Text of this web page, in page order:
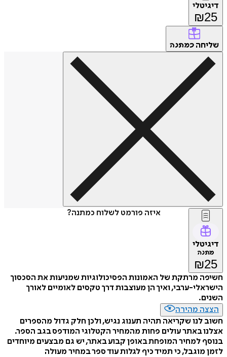
דיגיטלי
₪25
שליחה כמתנה
איזה פורמט לשלוח כמתנה?
דיגיטלי
מתנה
₪25
חשיפה מרתקת של האמונות הפסיכולוגיות שמניעות את הסכסוך
הישראלי-ערבי, ואיך הן מעוצבות דרך טקסים לאומיים לאורך
השנים.
הצצה מהירה
חשוב לנו שקריאה תהיה תענוג נגיש, ולכן חלק גדול מהספרים
אצלנו באתר עולים פחות מהמחיר הקטלוגי המודפס בגב הספר.
בנוסף למחיר המופחת באופן קבוע באתר, יש גם מבצעים מיוחדים
לזמן מוגבל, כי תמיד כיף לגלות עוד ספר במחיר מעולה